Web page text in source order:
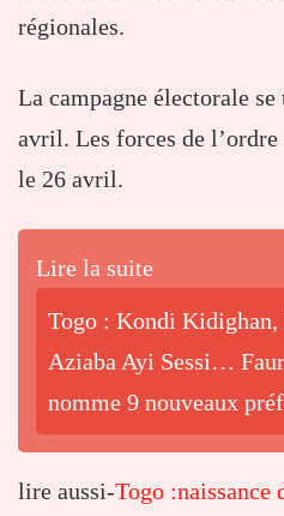
régionales.
La campagne électorale
avril. Les forces de
le 26 avril.
Lire la suite
Togo : Kondi
Aziaba Ayi Sessi…
nomme 9 nouveaux
lire aussi-Togo :naissance